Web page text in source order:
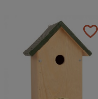
favorite_border